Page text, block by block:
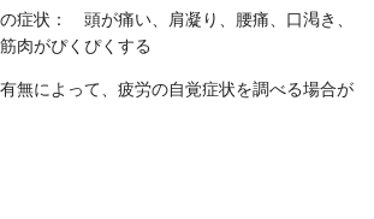
症状： 頭が痛い、肩凝り、腰痛、口渇き、
肉がぴくぴくする
無によって、疲労の自覚症状を調べる場合が